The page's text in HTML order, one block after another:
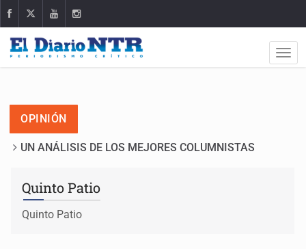
OPINIÓN
UN ANÁLISIS DE LOS MEJORES COLUMNISTAS
Quinto Patio
Quinto Patio